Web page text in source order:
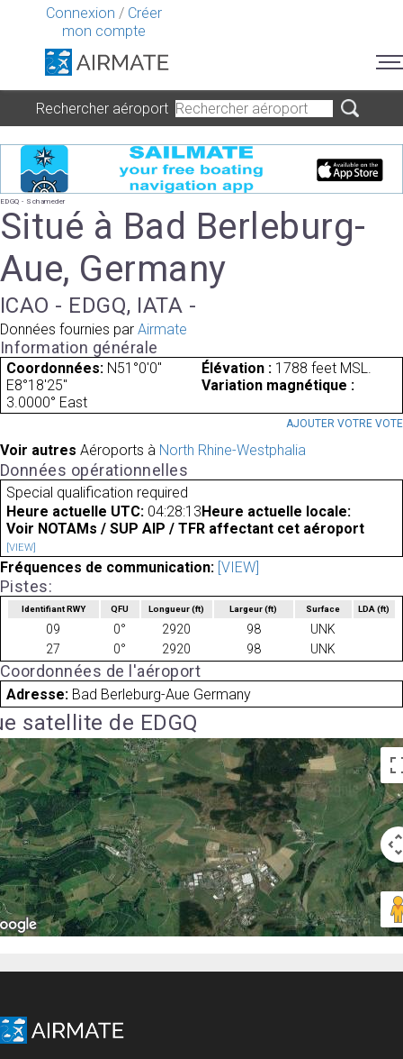
Connexion / Créer
mon compte
Rechercher aéroport
EDGQ - Schameder
Situé à Bad Berleburg-
Aue, Germany
ICAO - EDGQ, IATA -
Données fournies par Airmate
Information générale
Coordonnées: N51°0'0"
E8°18'25"
Élévation : 1788 feet MSL.
Variation magnétique :
3.0000° East
AJOUTER VOTRE VOTE
Voir autres Aéroports à North Rhine-Westphalia
Données opérationnelles
Special qualification required
Heure actuelle UTC: 04:28:13 Heure actuelle locale:
Voir NOTAMs / SUP AIP / TFR affectant cet aéroport
[VIEW]
Fréquences de communication: [VIEW]
Pistes:
Identifiant RWY QFU Longueur(ft) Largeur(ft) Surface LDA(ft)
09 0° 2920 98
UNK
27
0° 2920 98 UNK
Coordonnées de l'aéroport
Adresse: Bad Berleburg-Aue Germany
satellite de EDGQ